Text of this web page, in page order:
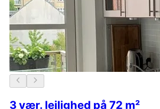
3 vær. lejlighed på 72 m²